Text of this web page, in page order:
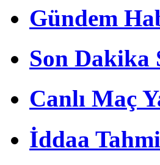
Gündem
Son Dakika
Canlı Maç
İddaa